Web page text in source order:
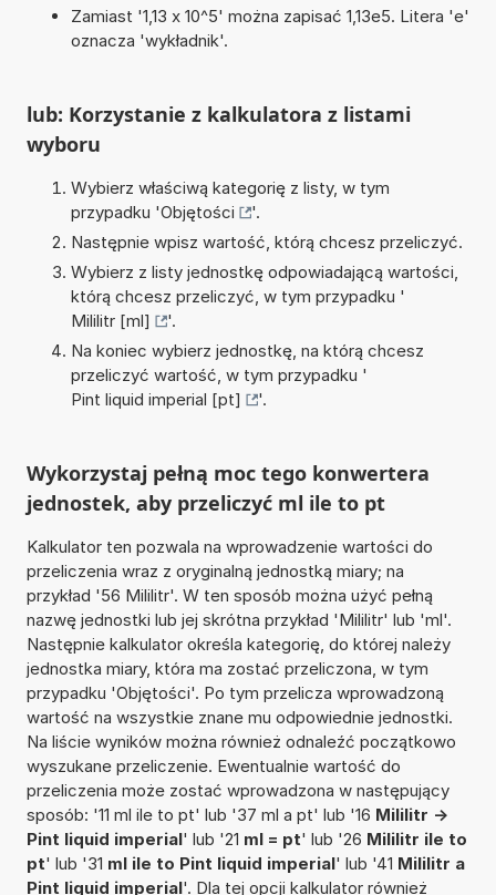
Zamiast '1,13 x 10^5' można zapisać 1,13e5. Litera 'e'
oznacza 'wykładnik'.
lub: Korzystanie z kalkulatora z listami
wyboru
Wybierz właściwą kategorię z listy, w tym
przypadku 'Objętości
'.
Następnie wpisz wartość, którą chcesz przeliczyć.
Wybierz z listy jednostkę odpowiadającą wartości,
którą chcesz przeliczyć, w tym przypadku '
Mililitr [ml]
'.
Na koniec wybierz jednostkę, na którą chcesz
przeliczyć wartość, w tym przypadku '
Pint liquid imperial [pt]
'.
Wykorzystaj pełną moc tego konwertera
jednostek, aby przeliczyć ml ile to pt
Kalkulator ten pozwala na wprowadzenie wartości do
przeliczenia wraz z oryginalną jednostką miary; na
przykład '56 Mililitr'. W ten sposób można użyć pełną
nazwę jednostki lub jej skrótna przykład 'Mililitr' lub 'ml'.
Następnie kalkulator określa kategorię, do której należy
jednostka miary, która ma zostać przeliczona, w tym
przypadku 'Objętości'. Po tym przelicza wprowadzoną
wartość na wszystkie znane mu odpowiednie jednostki.
Na liście wyników można również odnaleźć początkowo
wyszukane przeliczenie. Ewentualnie wartość do
przeliczenia może zostać wprowadzona w następujący
sposób: '11 ml ile to pt' lub '37 ml a pt' lub '16 Mililitr ->
Pint liquid imperial' lub '21 ml = pt' lub '26 Mililitr ile to
pt' lub '31 ml ile to Pint liquid imperial' lub '41 Mililitr a
Pint liquid imperial'. Dla tej opcji kalkulator również